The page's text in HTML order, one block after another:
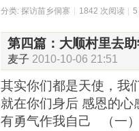
分类: 探访苗乡侗寨 1842 次阅读 5
第四篇：大顺村里去
麦子 2010-10-06 21:51
其实你们都是天使，我
就在你们身后 感恩的
有勇气作我自己 （一